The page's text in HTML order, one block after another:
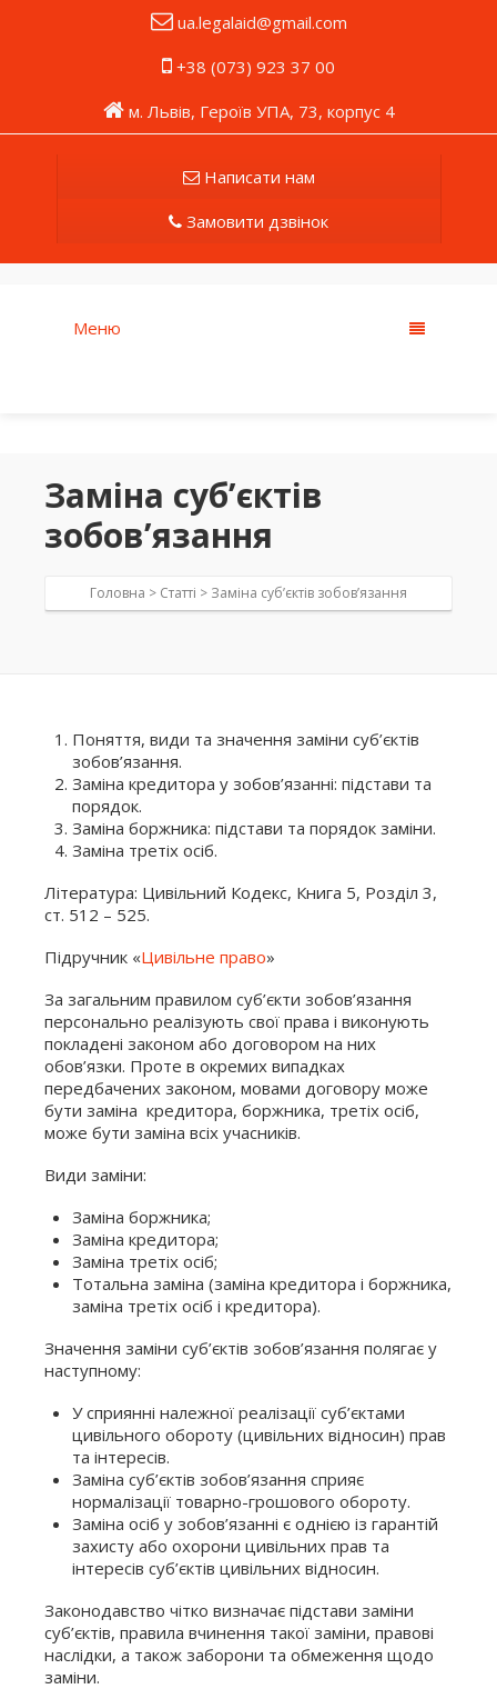
ua.legalaid@gmail.com
+38 (073) 923 37 00
м. Львів, Героїв УПА, 73, корпус 4
Написати нам
Замовити дзвінок
Меню
Заміна суб’єктів
зобов’язання
Головна > Статті > Заміна суб’єктів зобов’язання
Поняття, види та значення заміни суб’єктів
зобов’язання.
Заміна кредитора у зобов’язанні: підстави та
порядок.
Заміна боржника: підстави та порядок заміни.
Заміна третіх осіб.
Література: Цивільний Кодекс, Книга 5, Розділ 3,
ст. 512 – 525.
Підручник «Цивільне право»
За загальним правилом суб’єкти зобов’язання
персонально реалізують свої права і виконують
покладені законом або договором на них
обов’язки. Проте в окремих випадках
передбачених законом, мовами договору може
бути заміна кредитора, боржника, третіх осіб,
може бути заміна всіх учасників.
Види заміни:
Заміна боржника;
Заміна кредитора;
Заміна третіх осіб;
Тотальна заміна (заміна кредитора і боржника,
заміна третіх осіб і кредитора).
Значення заміни суб’єктів зобов’язання полягає у
наступному:
У сприянні належної реалізації суб’єктами
цивільного обороту (цивільних відносин) прав
та інтересів.
Заміна суб’єктів зобов’язання сприяє
нормалізації товарно-грошового обороту.
Заміна осіб у зобов’язанні є однією із гарантій
захисту або охорони цивільних прав та
інтересів суб’єктів цивільних відносин.
Законодавство чітко визначає підстави заміни
суб’єктів, правила вчинення такої заміни, правові
наслідки, а також заборони та обмеження щодо
заміни.